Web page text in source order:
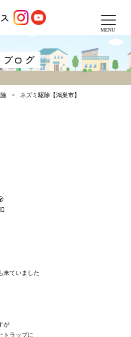
MENU
ブログ
ネズミ駆除【鴻巣市】
来ていました
が
トラップに